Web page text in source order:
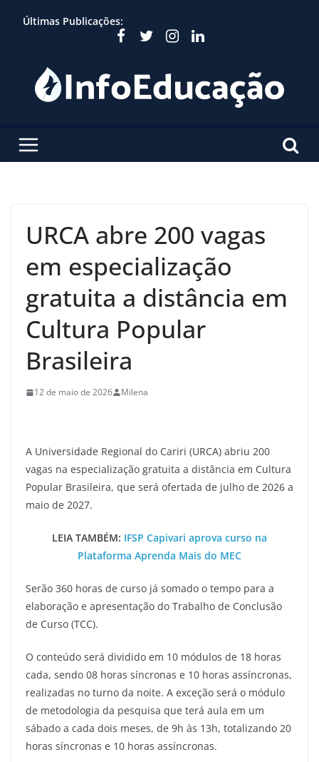
Últimas Publicações:
URCA abre 200 vagas
em especialização
gratuita a distância em
Cultura Popular
Brasileira
12 de maio de 2026 Milena
A Universidade Regional do Cariri (URCA) abriu 200
vagas na especialização gratuita a distância em Cultura
Popular Brasileira, que será ofertada de julho de 2026 a
maio de 2027.
LEIA TAMBÉM: IFSP Capivari aprova curso na
Plataforma Aprenda Mais do MEC
Serão 360 horas de curso já somado o tempo para a
elaboração e apresentação do Trabalho de Conclusão
de Curso (TCC).
O conteúdo será dividido em 10 módulos de 18 horas
cada, sendo 08 horas síncronas e 10 horas assíncronas,
realizadas no turno da noite. A exceção será o módulo
de metodologia da pesquisa que terá aula em um
sábado a cada dois meses, de 9h às 13h, totalizando 20
horas síncronas e 10 horas assíncronas.